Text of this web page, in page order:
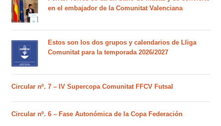
en el embajador de la Comunitat Valenciana
Estos son los dos grupos y calendarios de Lliga
Comunitat para la temporada 2026/2027
Circular nº. 7 – IV Supercopa Comunitat FFCV Futsal
Circular nº. 6 – Fase Autonómica de la Copa Federación